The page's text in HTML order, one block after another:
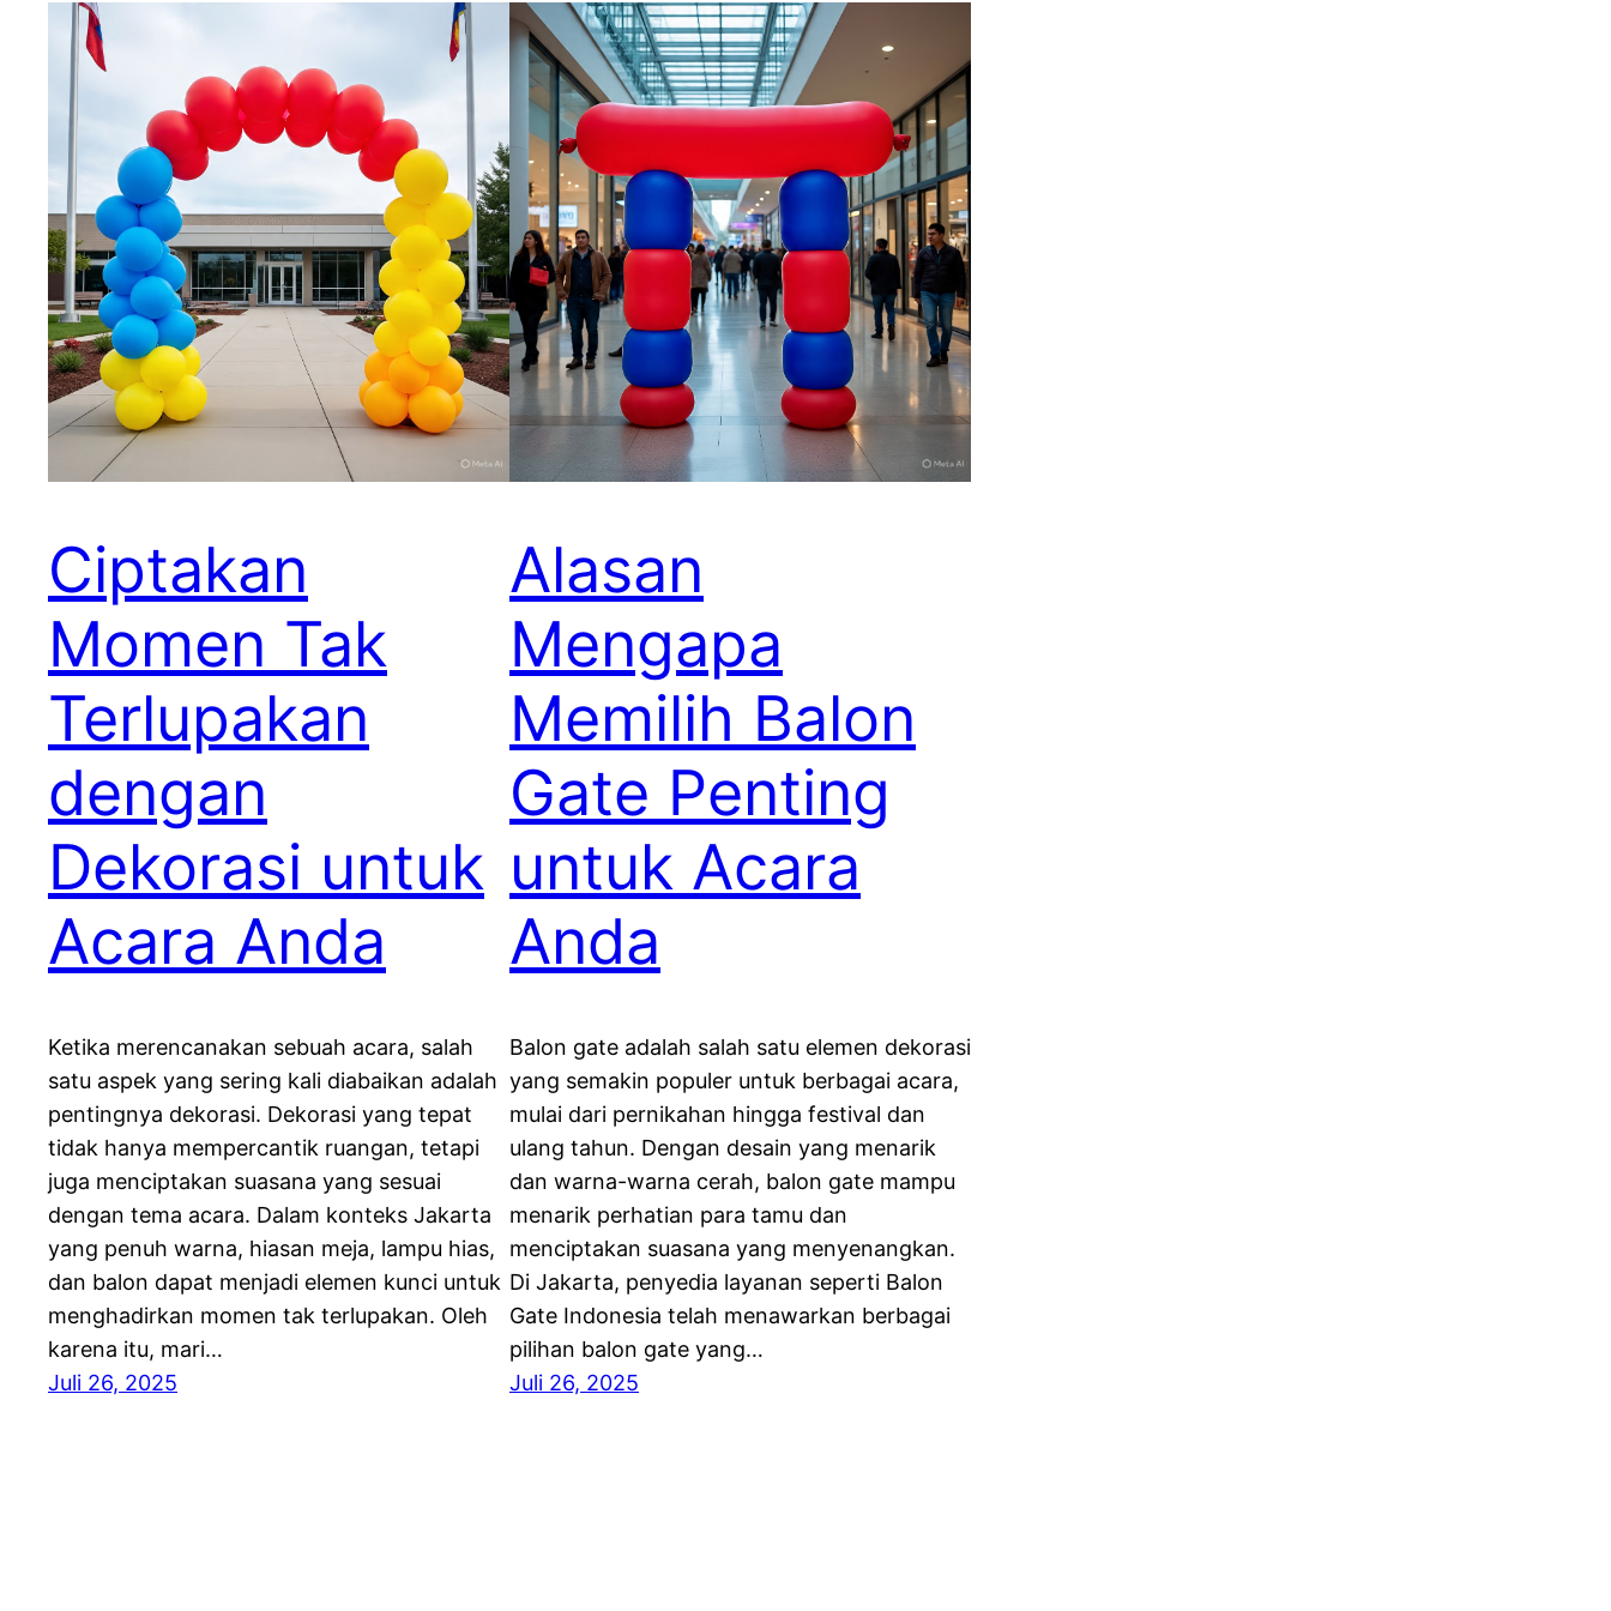
Ciptakan
Momen Tak
Terlupakan
dengan
Dekorasi untuk
Acara Anda
Ketika merencanakan sebuah acara, salah
satu aspek yang sering kali diabaikan adalah
pentingnya dekorasi. Dekorasi yang tepat
tidak hanya mempercantik ruangan, tetapi
juga menciptakan suasana yang sesuai
dengan tema acara. Dalam konteks Jakarta
yang penuh warna, hiasan meja, lampu hias,
dan balon dapat menjadi elemen kunci untuk
menghadirkan momen tak terlupakan. Oleh
karena itu, mari…
Juli 26, 2025
Alasan
Mengapa
Memilih Balon
Gate Penting
untuk Acara
Anda
Balon gate adalah salah satu elemen dekorasi
yang semakin populer untuk berbagai acara,
mulai dari pernikahan hingga festival dan
ulang tahun. Dengan desain yang menarik
dan warna-warna cerah, balon gate mampu
menarik perhatian para tamu dan
menciptakan suasana yang menyenangkan.
Di Jakarta, penyedia layanan seperti Balon
Gate Indonesia telah menawarkan berbagai
pilihan balon gate yang…
Juli 26, 2025